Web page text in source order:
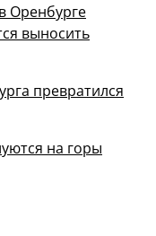
Оренбурге
выносить
превратился
на горы